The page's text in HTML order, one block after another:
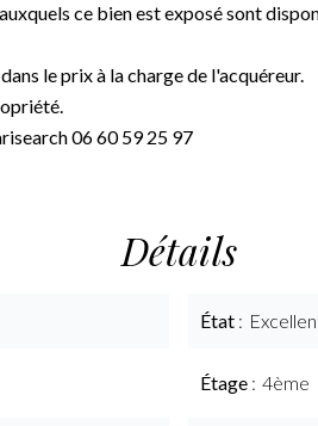
ce bien est exposé sont
le prix à la charge de l'acquéreur.
06 60 59 25 97
Détails
État
Étage 4ème